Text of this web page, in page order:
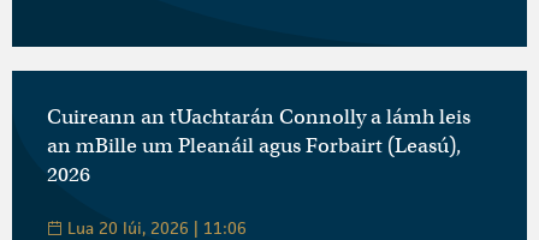
Cuireann an tUachtarán Connolly a lámh leis
an mBille um Pleanáil agus Forbairt (Leasú),
2026
Lua 20 Iúi, 2026 | 11:06